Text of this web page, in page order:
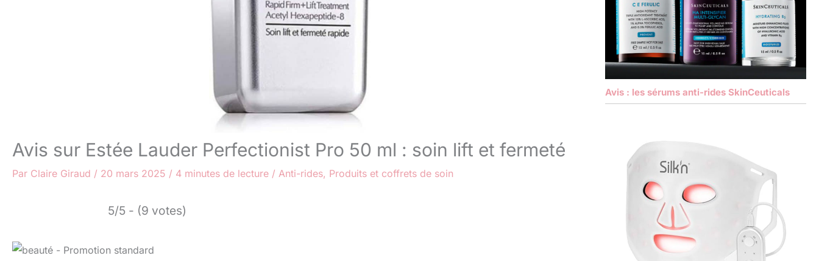
Avis sur Estée Lauder Perfectionist Pro 50 ml : soin lift et fermeté
Par Claire Giraud / 20 mars 2025 / 4 minutes de lecture / Anti-rides, Produits et coffrets de soin
5/5 - (9 votes)
Avis : les sérums anti-rides SkinCeuticals